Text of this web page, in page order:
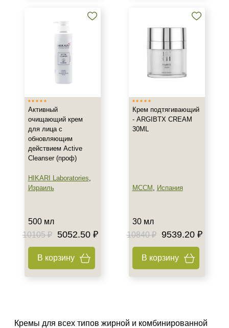
Активный
очищающий крем
для лица с
обновляющим
действием Active
Cleanser (проф)
HIKARI Laboratories,
Израиль
500 мл
10105 ₽
5052.50 ₽
В корзину
Крем подтягивающий
- ARGIBTX CREAM
30ML
MCCM , Испания
30 мл
10840 ₽
9539.20 ₽
В корзину
Кремы для всех типов жирной и комбинированной